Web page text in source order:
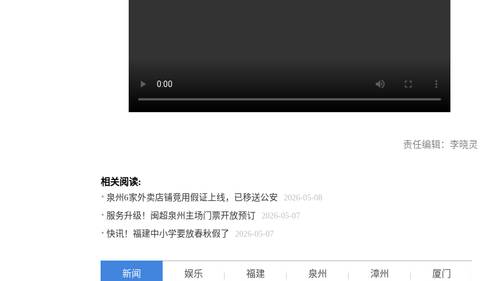
责任编辑：李晓灵
相关阅读:
泉州6家外卖店铺竟用假证上线，已移送公安 2026-05-08
服务升级！闽超泉州主场门票开放预订 2026-05-07
快讯！福建中小学要放春秋假了 2026-05-07
新闻 娱乐 福建 泉州 漳州 厦门